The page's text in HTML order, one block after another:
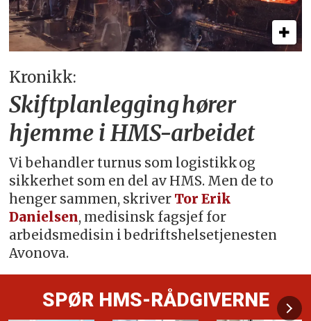
Kronikk:
Skiftplanlegging hører
hjemme i HMS-arbeidet
Vi behandler turnus som logistikk og
sikkerhet som en del av HMS. Men de to
henger sammen, skriver Tor Erik
Danielsen, medisinsk fagsjef for
arbeidsmedisin i bedriftshelsetjenesten
Avonova.
SPØR HMS-RÅDGIVERNE